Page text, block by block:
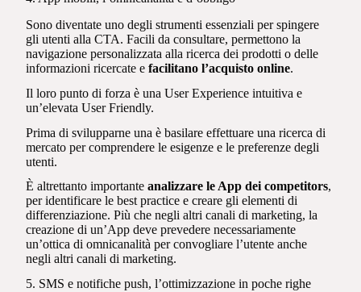
Sono diventate uno degli strumenti essenziali per spingere
gli utenti alla CTA. Facili da consultare, permettono la
navigazione personalizzata alla ricerca dei prodotti o delle
informazioni ricercate efacilitano l’acquisto online.
Il loro punto di forza è una User Experience intuitiva e
un’elevata User Friendly.
Prima di svilupparne una è basilare effettuare una ricerca di
mercato per comprendere le esigenze e le preferenze degli
utenti.
È altrettanto importanteanalizzare le App dei competitors,
per identificare le best practice e creare gli elementi di
differenziazione. Più che negli altri canali di marketing, la
creazione di un’App deve prevedere necessariamente
un’ottica di omnicanalità per convogliare l’utente anche
negli altri canali di marketing.
5. SMS e notifiche push, l’ottimizzazione in poche righe